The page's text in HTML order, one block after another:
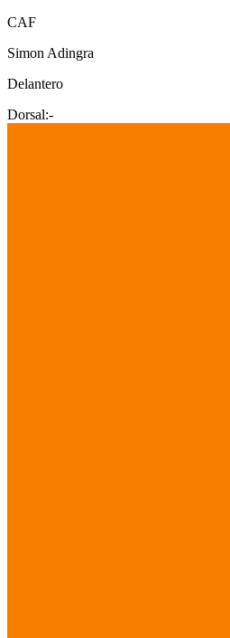
CAF
Simon Adingra
Delantero
Dorsal:-